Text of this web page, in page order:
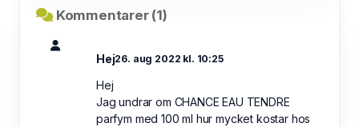
Kommentarer (1)
Hej26. aug 2022 kl. 10:25
Hej
Jag undrar om CHANCE EAU TENDRE
parfym med 100 ml hur mycket kostar hos